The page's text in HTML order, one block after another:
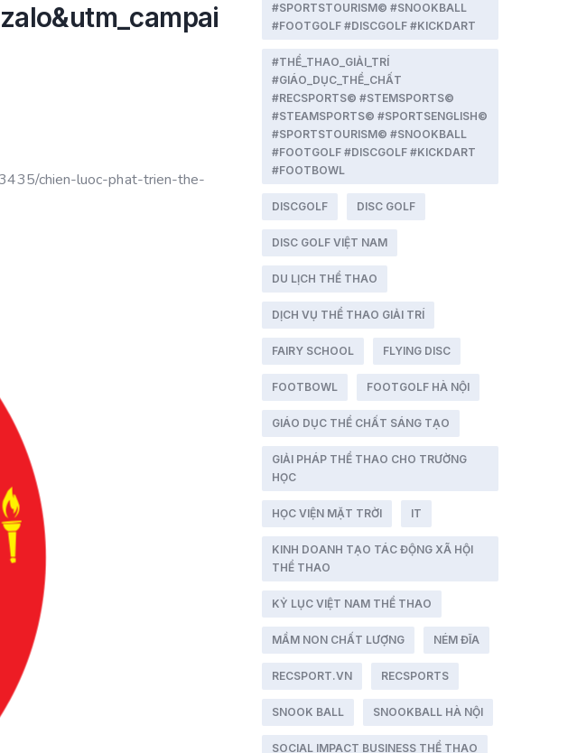
chien-luoc-phat-trien-the-
#SPORTSTOURISM© #SNOOKBALL
#FOOTGOLF #DISCGOLF #KICKDART
#THỂ_THAO_GIẢI_TRÍ
#GIÁO_DỤC_THỂ_CHẤT
#RECSPORTS© #STEMSPORTS©
#STEAMSPORTS© #SPORTSENGLISH©
#SPORTSTOURISM© #SNOOKBALL
#FOOTGOLF #DISCGOLF #KICKDART
#FOOTBOWL
DISCGOLF DISC GOLF
DISC GOLF VIỆT NAM
DU LỊCH THỂ THAO
DỊCH VỤ THỂ THAO GIẢI TRÍ
FAIRY SCHOOL FLYING DISC
FOOTBOWL FOOTGOLF HÀ NỘI
GIÁO DỤC THỂ CHẤT SÁNG TẠO
GIẢI PHÁP THỂ THAO CHO TRƯỜNG
HỌC
HỌC VIỆN MẶT TRỜI IT
KINH DOANH TẠO TÁC ĐỘNG XÃ HỘI
THỂ THAO
KỶ LỤC VIỆT NAM THỂ THAO
MẦM NON CHẤT LƯỢNG NÉM ĐĨA
RECSPORT.VN RECSPORTS
SNOOK BALL SNOOKBALL HÀ NỘI
SOCIAL IMPACT BUSINESS THỂ THAO